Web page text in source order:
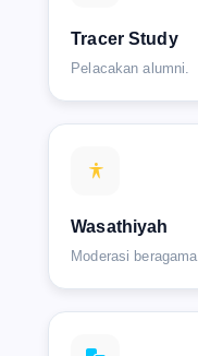
Tracer Study
Pelacakan alumni.
Wasathiyah
Moderasi beragama.